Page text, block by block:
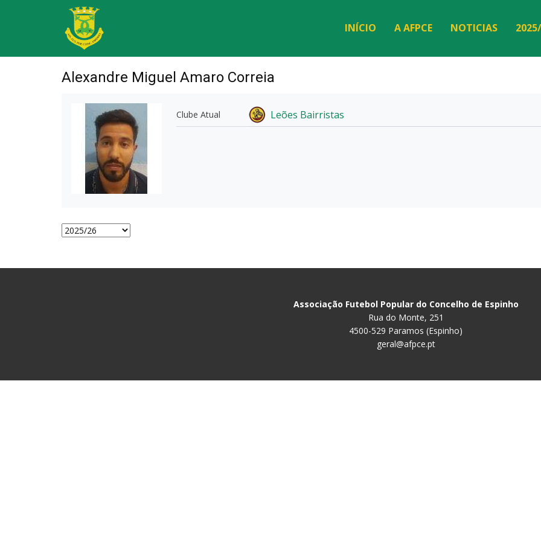
INÍCIO A AFPCE NOTICIAS
Alexandre Miguel Amaro Correia
Clube Atual Leões Bairristas
Associação Futebol Popular do Concelho de Espinho
Rua do Monte, 251
4500-529 Paramos (Espinho)
geral@afpce.pt